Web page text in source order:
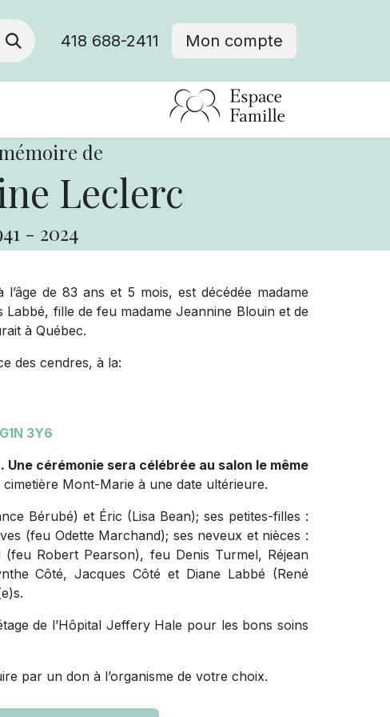
418 688-2411 Mon compte
de
Leclerc
- 2024
de 83 ans et 5 mois, est décédée madame
fille de feu madame Jeannine Blouin et de
à Québec.
des cendres, à la:
3Y6
Une cérémonie sera célébrée au salon le même
Mont-Marie à une date ultérieure.
Bérubé) et Éric (Lisa Bean); ses petites-filles :
(feu Odette Marchand); ses neveux et nièces :
Robert Pearson), feu Denis Turmel, Réjean
Côté, Jacques Côté et Diane Labbé (René
de l’Hôpital Jeffery Hale pour les bons soins
par un don à l’organisme de votre choix.